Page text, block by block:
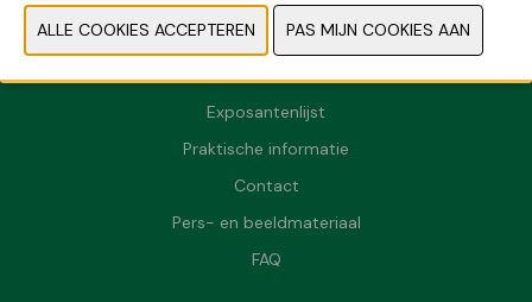
Exposantenlijst
Praktische informatie
Contact
Pers- en beeldmateriaal
FAQ